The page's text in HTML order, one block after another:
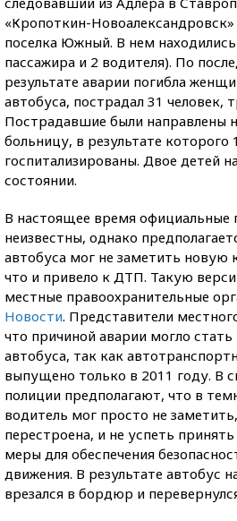
«Кропоткин-Новоалександровск»
поселка Южный. В нем
пассажира и 2 водителя). По
результате аварии погибла
автобуса, пострадал 31 человек,
Пострадавшие были направлены
больницу, в результате которого
госпитализированы. Двое детей
состоянии.
В настоящее время официальные
неизвестны, однако
автобуса мог не заметить новую
что и привело к ДТП. Такую
местные правоохранительные
Новости. Представители
что причиной аварии могло стать
автобуса, так как
выпущено только в 2011 году. В
полиции предполагают, что в
водитель мог просто не
перестроена, и не успеть
меры для обеспечения
движения. В результате автобус
врезался в бордюр и